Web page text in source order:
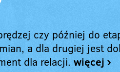
czy później do
a dla drugiej jest
dla relacji. więcej ›